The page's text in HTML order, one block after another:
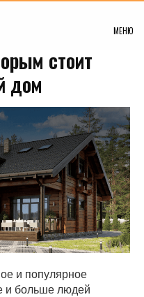
МЕНЮ
стоит
дом
и популярное
и больше людей